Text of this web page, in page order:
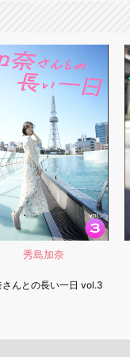
秀島加奈
さんとの長い一日 vol.3